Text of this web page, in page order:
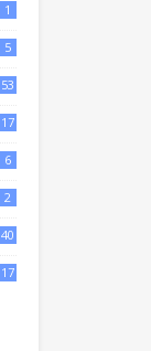
1
5
53
17
6
2
40
17